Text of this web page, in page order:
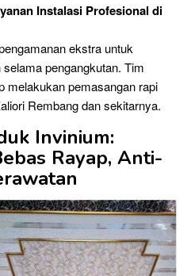
Instalasi Profesional di
ekstra untuk
pengangkutan. Tim
melakukan pemasangan rapi
Rembang dan sekitarnya.
Invinium:
Rayap, Anti-